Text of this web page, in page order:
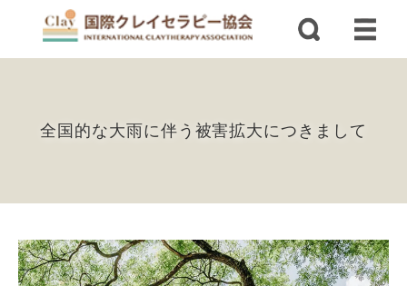
全国的な大雨に伴う被害拡大につきまして